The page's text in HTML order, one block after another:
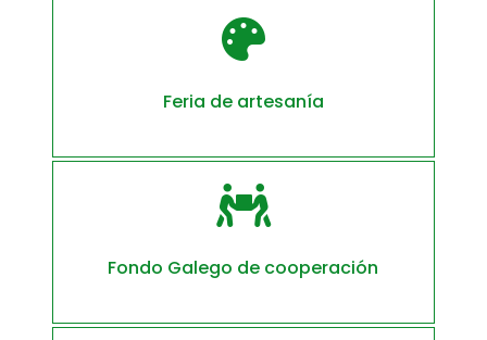

Feria de artesanía

Fondo Galego de cooperación